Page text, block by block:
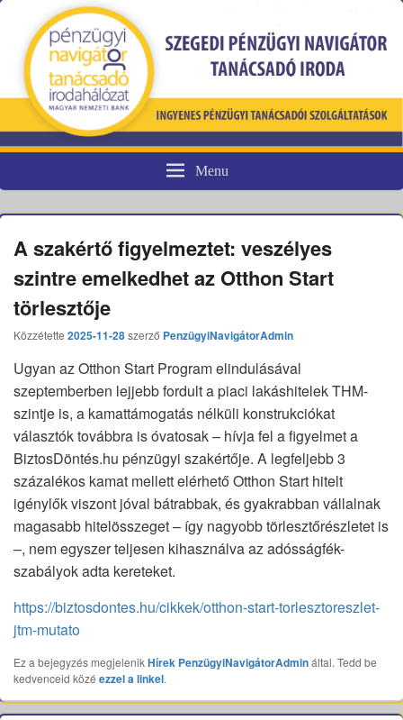
Pénzügyi fogyasztóvédelem
Menu
A szakértő figyelmeztet: veszélyes
szintre emelkedhet az Otthon Start
törlesztője
Közzétette 2025-11-28szerző PenzügyiNavigátorAdmin
Ugyan az Otthon Start Program elindulásával
szeptemberben lejjebb fordult a piaci lakáshitelek THM-
szintje is, a kamattámogatás nélküli konstrukciókat
választók továbbra is óvatosak – hívja fel a figyelmet a
BiztosDöntés.hu pénzügyi szakértője. A legfeljebb 3
százalékos kamat mellett elérhető Otthon Start hitelt
igénylők viszont jóval bátrabbak, és gyakrabban vállalnak
magasabb hitelösszeget – így nagyobb törlesztőrészletet is
–, nem egyszer teljesen kihasználva az adósságfék-
szabályok adta kereteket.
https://biztosdontes.hu/cikkek/otthon-start-torlesztoreszlet-
jtm-mutato
Ez a bejegyzés megjelenikHírek PenzügyiNavigátorAdmináltal. Tedd be
kedvenceid közé ezzel a linkel.